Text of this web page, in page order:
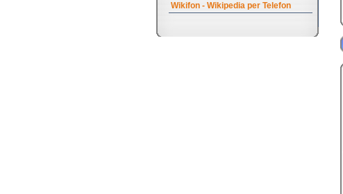
Wikifon - Wikipedia per Telefon